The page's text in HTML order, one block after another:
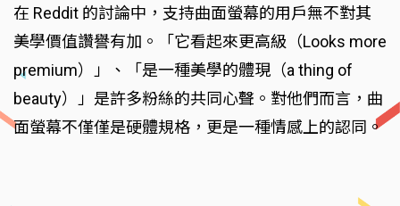
在 Reddit 的討論中，支持曲面螢幕的用戶無不對其
美學價值讚譽有加。「它看起來更高級（Looks more
premium）」、「是一種美學的體現（a thing of
beauty）」是許多粉絲的共同心聲。對他們而言，曲
面螢幕不僅僅是硬體規格，更是一種情感上的認同。